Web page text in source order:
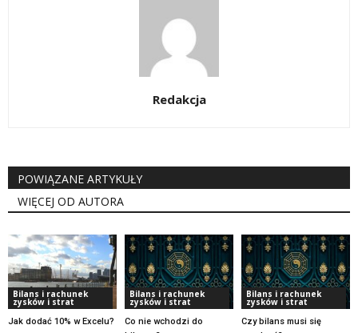
Redakcja
POWIĄZANE ARTYKUŁY
WIĘCEJ OD AUTORA
Bilans i rachunek
zysków i strat
Jak dodać 10% w Excelu?
Bilans i rachunek
zysków i strat
Co nie wchodzi do
Bilans i rachunek
zysków i strat
Czy bilans musi się